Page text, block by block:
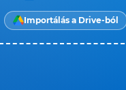
Importálás a Drive-ból